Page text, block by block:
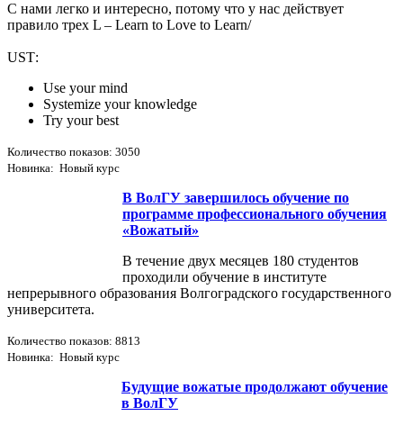
С нами легко и интересно, потому что у нас действует
правило трех L – Learn to Love to Learn/
USТ:
Use your mind
Systemize your knowledge
Try your best
Количество показов: 3050
Новинка: Новый курс
В ВолГУ завершилось обучение по
программе профессионального обучения
«Вожатый»
В течение двух месяцев 180 студентов
проходили обучение в институте
непрерывного образования Волгоградского государственного
университета.
Количество показов: 8813
Новинка: Новый курс
Будущие вожатые продолжают обучение
в ВолГУ